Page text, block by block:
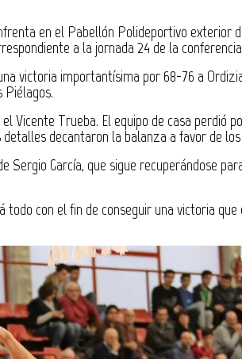
en el Pabellón Polideportivo exterior
a la jornada 24 de la
victoria importantísima por 68-76 a
Piélagos.
Vicente Trueba. El equipo de casa perdió
decantaron la balanza a favor de los
García, que sigue recuperándose
con el fin de conseguir una victoria que